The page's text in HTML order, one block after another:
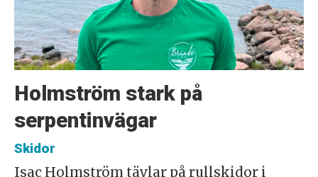
Holmström stark på
serpentinvägar
Skidor
Isac Holmström tävlar på rullskidor i